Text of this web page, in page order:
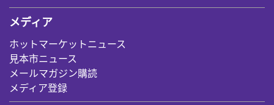
メディア
ホットマーケットニュース
見本市ニュース
メールマガジン購読
メディア登録